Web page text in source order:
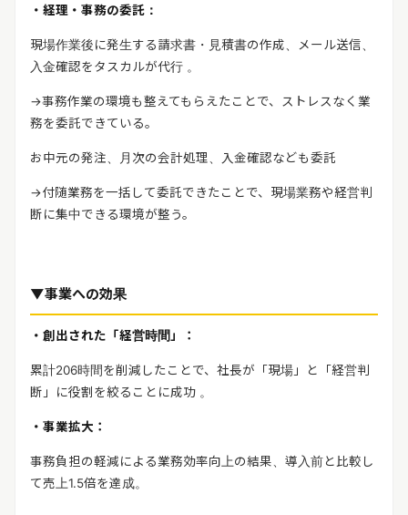
・経理・事務の委託：
現場作業後に発生する請求書・見積書の作成、メール送信、
入金確認をタスカルが代行 。
→事務作業の環境も整えてもらえたことで、ストレスなく業
務を委託できている。
お中元の発注、月次の会計処理、入金確認なども委託
→付随業務を一括して委託できたことで、現場業務や経営判
断に集中できる環境が整う。
▼事業への効果
・創出された「経営時間」：
累計206時間を削減したことで、社長が「現場」と「経営判
断」に役割を絞ることに成功 。
・事業拡大：
事務負担の軽減による業務効率向上の結果、導入前と比較し
て売上1.5倍を達成。